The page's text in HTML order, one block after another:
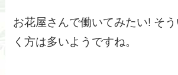
お花屋さんで働いてみたい! そ
く方は多いようですね。